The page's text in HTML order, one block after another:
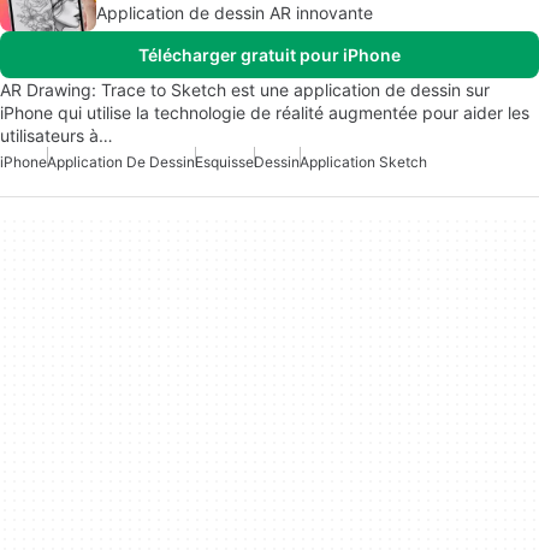
Application de dessin AR innovante
Télécharger gratuit pour iPhone
AR Drawing: Trace to Sketch est une application de dessin sur
iPhone qui utilise la technologie de réalité augmentée pour aider les
utilisateurs à…
iPhoneApplication De DessinEsquisseDessinApplication Sketch